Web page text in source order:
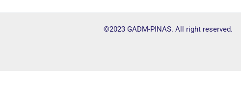
©2023 GADM-PINAS. All right reserved.